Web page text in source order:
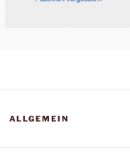
KATEGORIEN
ALLGEMEIN